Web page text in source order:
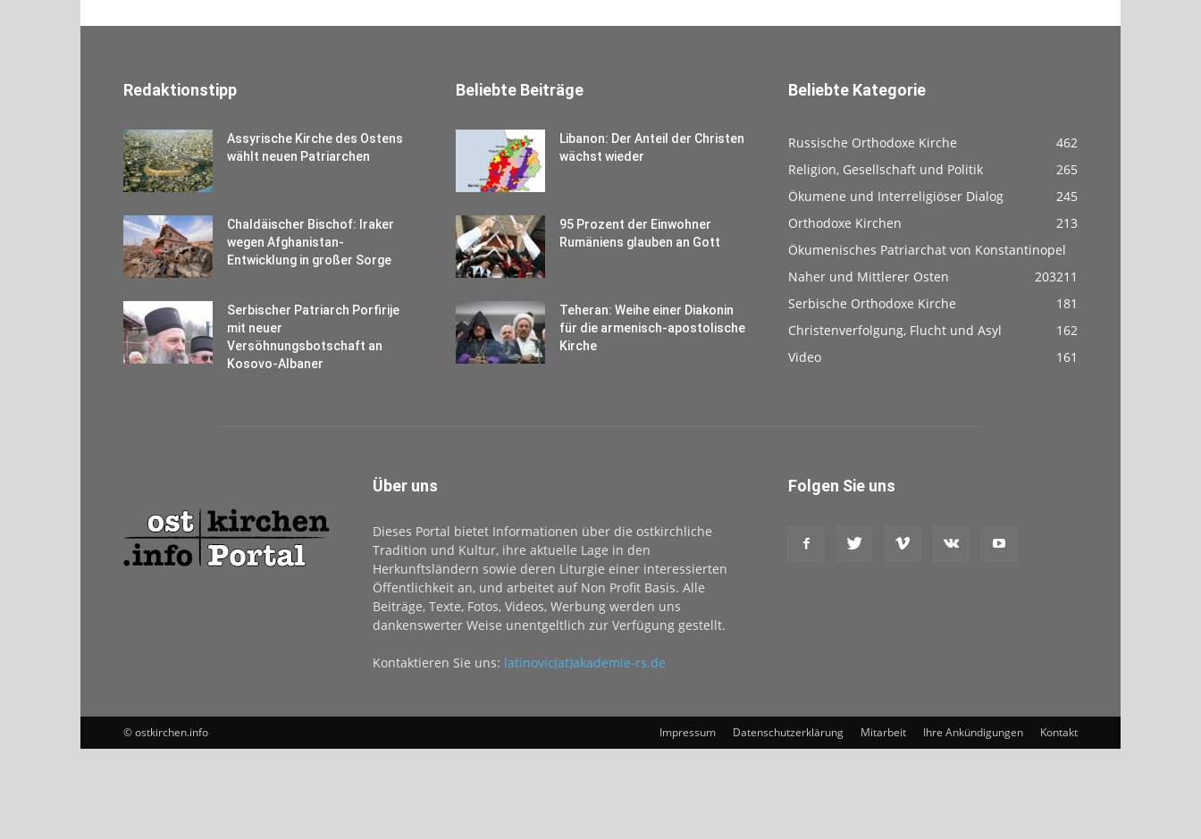
Redaktionstipp
Assyrische Kirche des Ostens
wählt neuen Patriarchen
Chaldäischer Bischof: Iraker
wegen Afghanistan-
Entwicklung in großer Sorge
Serbischer Patriarch Porfirije
mit neuer
Versöhnungsbotschaft an
Kosovo-Albaner
Beliebte Beiträge
Libanon: Der Anteil der Christen
wächst wieder
95 Prozent der Einwohner
Rumäniens glauben an Gott
Teheran: Weihe einer Diakonin
für die armenisch-apostolische
Kirche
Beliebte Kategorie
Russische Orthodoxe Kirche
462
Religion, Gesellschaft und Politik
265
Ökumene und Interreligiöser Dialog
245
Orthodoxe Kirchen
213
Ökumenisches Patriarchat von Konstantinopel
211
Naher und Mittlerer Osten
203
Serbische Orthodoxe Kirche
181
Christenverfolgung, Flucht und Asyl
162
Video
161
Über uns
Dieses Portal bietet Informationen über die ostkirchliche
Tradition und Kultur, ihre aktuelle Lage in den
Herkunftsländern sowie deren Liturgie einer interessierten
Öffentlichkeit an, und arbeitet auf Non Profit Basis. Alle
Beiträge, Texte, Fotos, Videos, Werbung werden uns
dankenswerter Weise unentgeltlich zur Verfügung gestellt.
Kontaktieren Sie uns: latinovic(at)akademie-rs.de
Folgen Sie uns
Impressum Datenschutzerklärung Mitarbeit Ihre Ankündigungen Kontakt
© ostkirchen.info